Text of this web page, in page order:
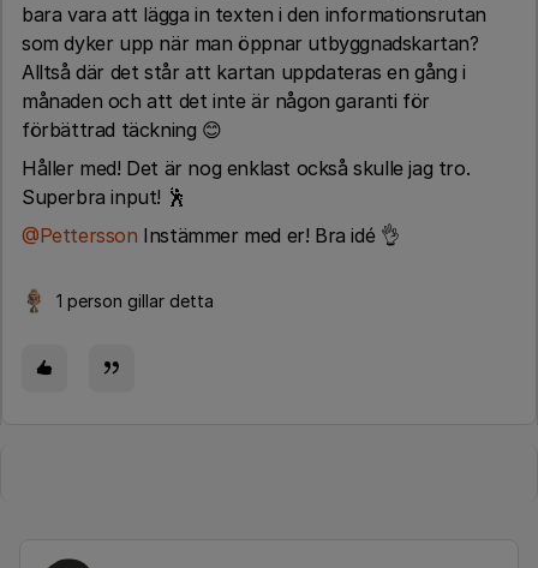
bara vara att lägga in texten i den informationsrutan
som dyker upp när man öppnar utbyggnadskartan?
Alltså där det står att kartan uppdateras en gång i
månaden och att det inte är någon garanti för
förbättrad täckning 😊
Håller med! Det är nog enklast också skulle jag tro.
Superbra input! 🕺
@Pettersson Instämmer med er! Bra idé 👌
1 person gillar detta